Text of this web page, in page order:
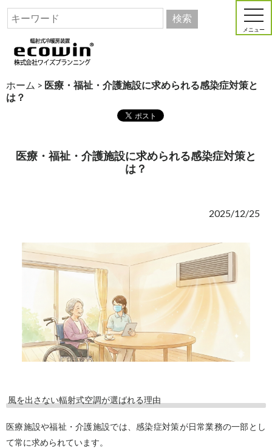
メニュー
ホーム > 医療・福祉・介護施設に求められる感染症対策と
は？
医療・福祉・介護施設に求められる感染症対策と
は？
2025/12/25
風を出さない輻射式空調が選ばれる理由
医療施設や福祉・介護施設では、感染症対策が日常業務の一部とし
て常に求められています。